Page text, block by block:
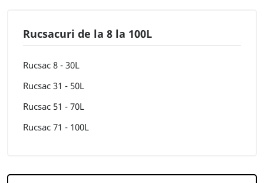
Rucsacuri de la 8 la 100L
Rucsac 8 - 30L
Rucsac 31 - 50L
Rucsac 51 - 70L
Rucsac 71 - 100L